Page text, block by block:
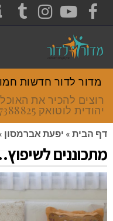
FACEBOOK
YOUTUBE
מדור לדור חדשות
רוצים להכיר את
יהודית לוטואק 054-7388825.
דף הבית » יפעת אברמסון
מתכוננים